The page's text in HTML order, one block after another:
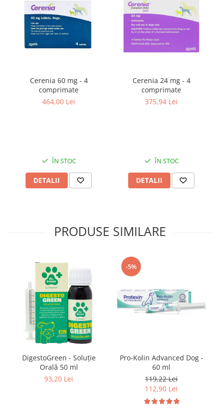
Cerenia 60 mg - 4
comprimate
464,00 Lei
ÎN STOC
DETALII
Cerenia 24 mg - 4
comprimate
375,94 Lei
ÎN STOC
DETALII
PRODUSE SIMILARE
DigestoGreen - Soluție
Orală 50 ml
93,20 Lei
-5%
Pro-Kolin Advanced Dog -
60 ml
119,22 Lei
112,90 Lei